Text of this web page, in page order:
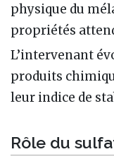
physique du
propriétés
L’intervenant
produits
leur indice de
Rôle du